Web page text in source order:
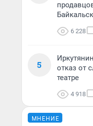
6 228
5
отказ от
театре
4 918
МНЕНИЕ